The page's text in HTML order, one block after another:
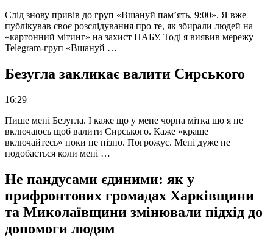
Слід знову привів до груп «Вшануй пам’ять. 9:00». Я вже
публікував своє розслідування про те, як збирали людей на
«картонний мітинг» на захист НАБУ. Тоді я виявив мережу
Telegram-груп «Вшануй …
Безугла закликає валити Сирського
16:29
Пише мені Безугла. І каже що у мене чорна мітка що я не
включаюсь щоб валити Сирського. Каже «краще
включайтесь» поки не пізно. Погрожує. Мені дуже не
подобається коли мені …
Не пандусами єдиними: як у
прифронтових громадах Харківщини
та Миколаївщини змінювали підхід до
допомоги людям